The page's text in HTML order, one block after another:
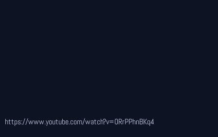
https://www.youtube.com/watch?v=0RrPPhnBKq4